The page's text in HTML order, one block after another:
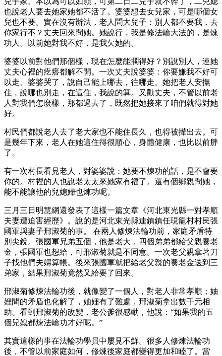
也說老人要去她家她都不活了。婆婆想去女兒家，可是哪個女
兒也不要。實在沒有辦法，老人問大兒子：別人都不要我，去
你家行不？丈夫回來問她。她說行，我是修法輪大法的，是煉
功人。以前她對我不好，是我欠她的。
婆婆以前對他們那個樣，現在怎麼能擱得好？別說別人，連她
丈夫心裡的疙瘩都解不開。一次丈夫說婆婆：你要嫌我不好可
以走。婆婆哭了，說自己能上哪去，往哪走。她把老人安撫
住，說哪也別走，在這住，我說的算。又勸丈夫，不管以前老
人對我們怎麼樣，那都過去了，既然把她接來了咱們就得對她
好。
村民們都說老人去了老大家也不能住長久，也得被攆出去。可
是幾年下來，老人在她這住得很順心，身體健康，也比以前胖
了。
有一次村長看見老人，對婆婆說：她要不煉功的話，是不會要
你的。村裡的人也說老太太來她家有福了。還有個鄉親問她，
能不能讓他的兒媳婦也煉功呢。
三月三日明慧網還發表了這樣一篇文章《河北東光縣一對孝順
夫妻遭迫害經歷》。說的是河北東光縣連鎮鎮任現龍村村民張
國軍與妻子邢淑菊的事。 在兩人修煉法輪功前，家庭矛盾特
別尖銳。張國軍兄弟五個，他是老大，四個弟弟都給父親養老
金，張國軍也想給，可邢淑菊就是不同意。一次老父親拿著刀
子找他們夫婦算帳。後來張國軍就把給老父親的養老金送到三
弟家，結果邢淑菊竟然又給要了回來。
邢淑菊修煉法輪功後，就像變了一個人，對老人非常孝順；妯
娌間的矛盾也化解了，妯娌有了難處，邢淑菊拿出數千元相
助。看到邢淑菊的改變，老公爹很感動，他說：“如果我的五
個兒媳都煉法輪功才好呢。”
其實這樣的事在法輪功學員中屢見不鮮。很多人修煉法輪功
後，不管以前家庭如何，修煉後家庭都變得更加和睦了。當